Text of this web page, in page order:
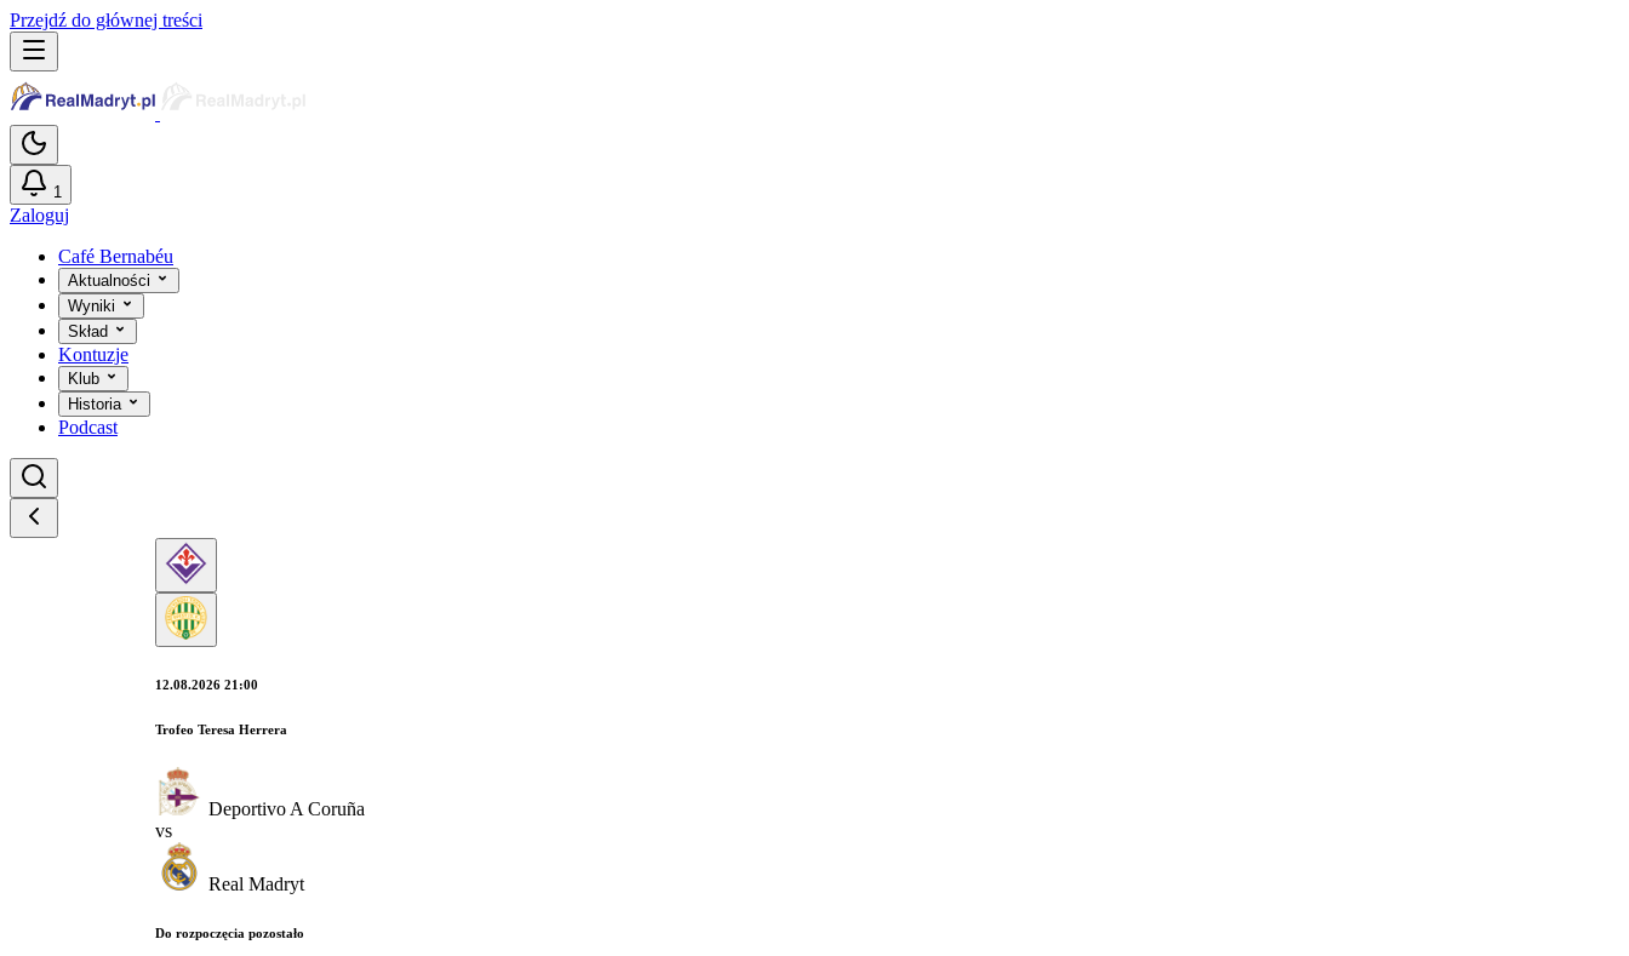
Przejdź do głównej treści
1
Zaloguj
Café Bernabéu
Aktualności
Wyniki
Skład
Kontuzje
Klub
Historia
Podcast
12.08.2026 21:00
Trofeo Teresa Herrera
Deportivo A Coruña
vs
Real Madryt
Do rozpoczęcia pozostało